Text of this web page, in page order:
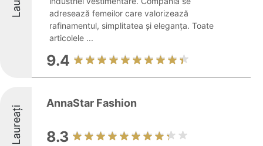
adresează femeilor care valorizează
rafinamentul, simplitatea și eleganța. Toate
articolele ...
9.4
Laureați
AnnaStar Fashion
8.3